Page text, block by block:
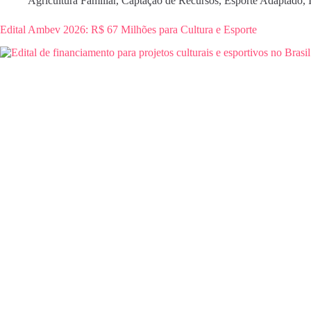
Edital Ambev 2026: R$ 67 Milhões para Cultura e Esporte